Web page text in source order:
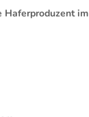
Haferproduzent im